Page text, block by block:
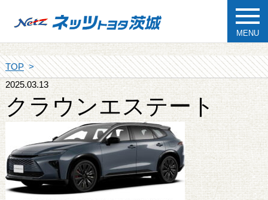
MENU
TOP
2025.03.13
クラウンエステート